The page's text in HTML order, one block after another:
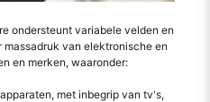
ondersteunt variabele velden en
van elektronische en
en merken, waaronder:
met inbegrip van tv's,